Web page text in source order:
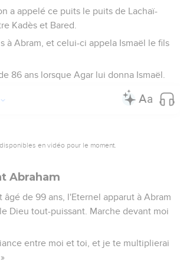
a appelé ce puits le puits de Lachaï-
Kadès et Bared.
à Abram, et celui-ci appela Ismaël le fils
86 ans lorsque Agar lui donna Ismaël.
en vidéo pour le moment.
Abraham
âgé de 99 ans, l'Eternel apparut à Abram
Dieu tout-puissant. Marche devant moi
entre moi et toi, et je te multiplierai